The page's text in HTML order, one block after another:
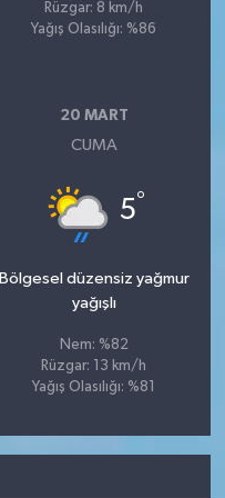
Rüzgar: 8 km/h
Yağış Olasılığı: %86
20 MART
CUMA
5°
Bölgesel düzensiz yağmur
yağışlı
Nem: %82
Rüzgar: 13 km/h
Yağış Olasılığı: %81